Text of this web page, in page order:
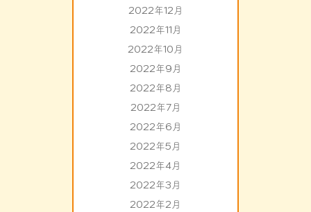
2022年12月
2022年11月
2022年10月
2022年9月
2022年8月
2022年7月
2022年6月
2022年5月
2022年4月
2022年3月
2022年2月